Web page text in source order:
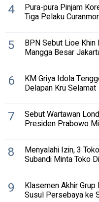
4 Pura-pura Pinjam
Tiga Pelaku Curanmor
5 BPN Sebut Lioe Khin
Mangga Besar
6 KM Griya Idola
Delapan Kru Selamat
7 Sebut Wartawan
Presiden Prabowo
8 Menyalahi Izin, 3
Subandi Minta Toko
9 Klasemen Akhir
Susul Persebaya ke